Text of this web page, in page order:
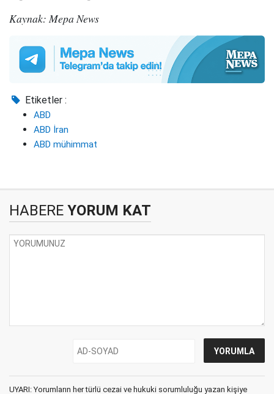
Kaynak: Mepa News
Etiketler :
ABD
ABD İran
ABD mühimmat
HABERE YORUM KAT
UYARI: Yorumların her türlü cezai ve hukuki sorumluluğu yazan kişiye